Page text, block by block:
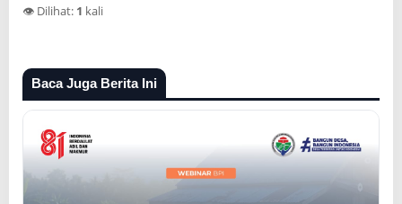
👁️ Dilihat: 1 kali
Baca Juga Berita Ini